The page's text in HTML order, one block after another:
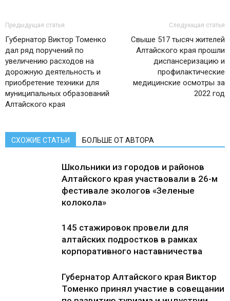
Предыдущая статья
Губернатор Виктор Томенко
дал ряд поручений по
увеличению расходов на
дорожную деятельность и
приобретение техники для
муниципальных образований
Алтайского края
Следующая статья
Свыше 517 тысяч жителей
Алтайского края прошли
диспансеризацию и
профилактические
медицинские осмотры за
2022 год
СХОЖИЕ СТАТЬИ БОЛЬШЕ ОТ АВТОРА
Школьники из городов и районов
Алтайского края участвовали в 26-м
фестивале экологов «Зеленые
колокола»
145 стажировок провели для
алтайских подростков в рамках
корпоративного наставничества
Губернатор Алтайского края Виктор
Томенко принял участие в совещании